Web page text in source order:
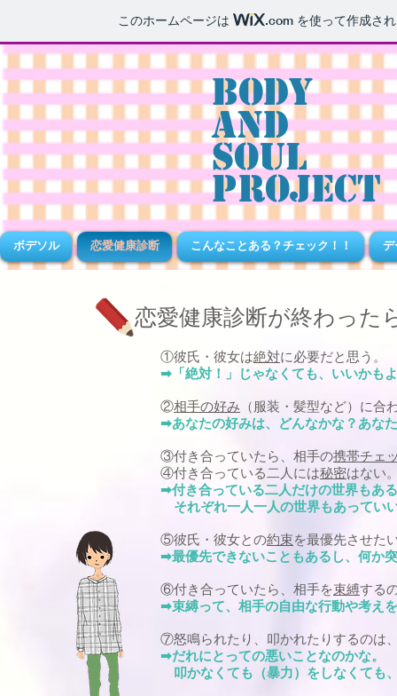
このホームページは .com を使って作成さ
ボデソル 恋愛健康診断 こんなことある？チェック！！ デ
Body
and
Soul
Project
恋愛健康診断が終わった
①彼氏・彼女は絶対に必要だと思う。
➡「絶対！」じゃなくても、いいかも
②相手の好み （服装・髪型など）に合
➡あなたの好みは、どんなかな？あな
③付き合っていたら、 相手の携帯チェ
④付き合っている二人には秘密はない
➡付き合っている二人だけの世界もあ
それぞれ一人一人の世界もあってい
⑤彼氏・彼女との約束を最優先させた
➡最優先できないこともあるし、 何か
⑥付き合っていたら、 相手を束縛する
➡束縛って、相手の自由な行動や考え
⑦怒鳴られたり、叩かれたりするのは
➡だれにとっての悪いことなのかな。
叩かなくても（暴力）をしなくても